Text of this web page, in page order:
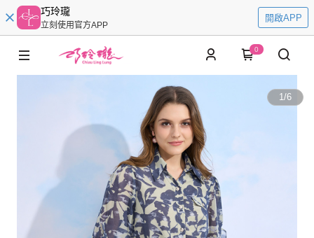
巧玲瓏
立刻使用官方APP
開啟APP
0
1/6